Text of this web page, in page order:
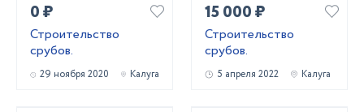
0 ₽
Строительство
срубов.
29 ноября 2020 Калуга
15 000 ₽
Строительство
срубов.
5 апреля 2022 Калуга